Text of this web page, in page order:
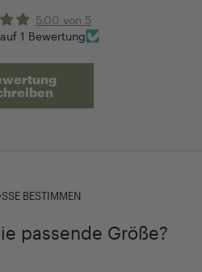
5.00 von 5
1 Bewertung
BESTIMMEN
passende Größe?